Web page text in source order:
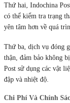
Thứ hai, Indochina
có thể kiểm tra trạng
yên tâm hơn về quá
Thứ ba, dịch vụ đóng
thận, đảm bảo không
Post sử dụng các vật
đập và nhiệt độ.
Chi Phí Và Chính